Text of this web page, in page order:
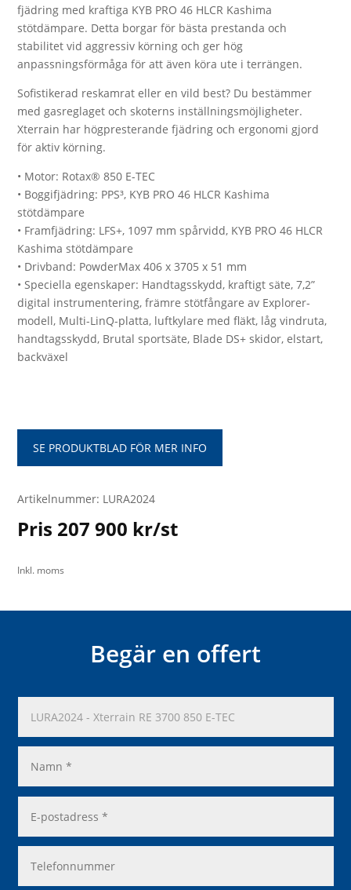
fjädring med kraftiga KYB PRO 46 HLCR Kashima
stötdämpare. Detta borgar för bästa prestanda och
stabilitet vid aggressiv körning och ger hög
anpassningsförmåga för att även köra ute i terrängen.
Sofistikerad reskamrat eller en vild best? Du bestämmer
med gasreglaget och skoterns inställningsmöjligheter.
Xterrain har högpresterande fjädring och ergonomi gjord
för aktiv körning.
• Motor: Rotax® 850 E-TEC
• Boggifjädring: PPS³, KYB PRO 46 HLCR Kashima
stötdämpare
• Framfjädring: LFS+, 1097 mm spårvidd, KYB PRO 46 HLCR
Kashima stötdämpare
• Drivband: PowderMax 406 x 3705 x 51 mm
• Speciella egenskaper: Handtagsskydd, kraftigt säte, 7,2”
digital instrumentering, främre stötfångare av Explorer-
modell, Multi-LinQ-platta, luftkylare med fläkt, låg vindruta,
handtagsskydd, Brutal sportsäte, Blade DS+ skidor, elstart,
backväxel
SE PRODUKTBLAD FÖR MER INFO
Artikelnummer: LURA2024
Pris 207 900 kr/st
Inkl. moms
Begär en offert